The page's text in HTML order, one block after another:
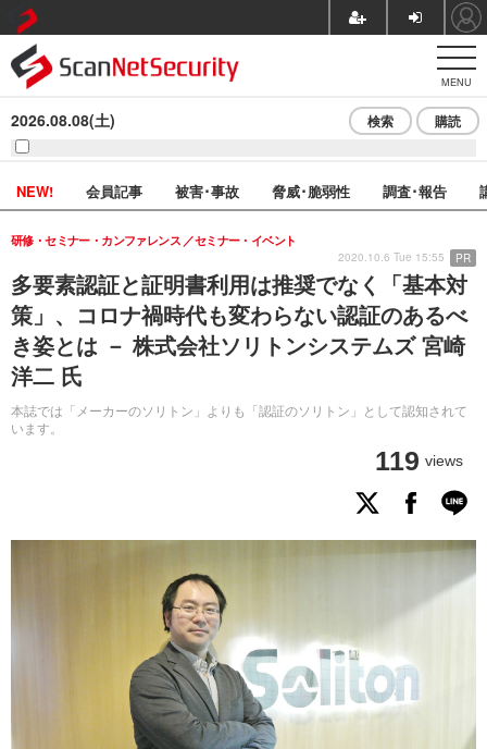
MENU
2026.08.08(土) 検索 購読
NEW! 会員記事 被害･事故 脅威･脆弱性 調査･報告
多要素認証と証明書利用は推奨でなく「基本対
策」、コロナ禍時代も変わらない認証のあるべ
き姿とは － 株式会社ソリトンシステムズ 宮崎
洋二 氏
本誌では「メーカーのソリトン」よりも「認証のソリトン」として認知されて
います。
研修・セミナー・カンファレンス セミナー・イベント
119 views
2020.10.6 Tue 15:55 PR